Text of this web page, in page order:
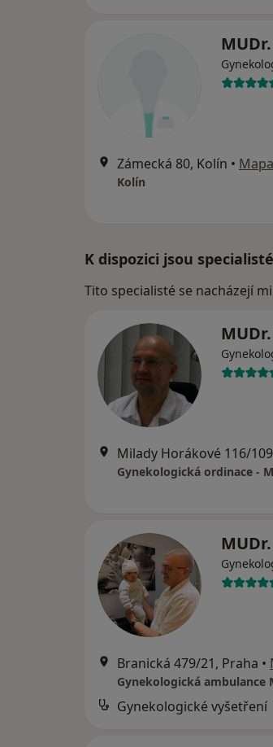
Zámecká 80, Kolín • Mapa
Kolín
K dispozici jsou specialisté
Tito specialisté se nacházejí
Milady Horákové 116/
Gynekologická ordinace -
Branická 479/21, Praha •
Gynekologická ambulance
Gynekologické vyšetření